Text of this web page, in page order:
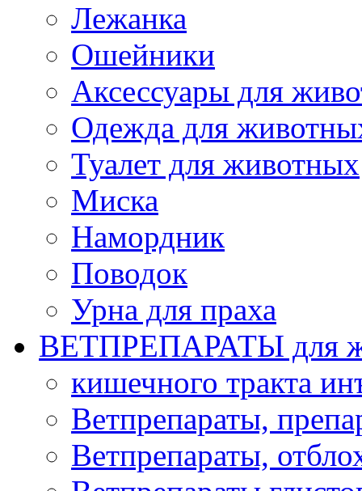
Лежанка
Ошейники
Аксессуары для
Одежда для
Туалет для животных
Миска
Намордник
Поводок
Урна для праха
ВЕТПРЕПАРАТЫ для
кишечного тракта
Ветпрепараты,
Ветпрепараты,